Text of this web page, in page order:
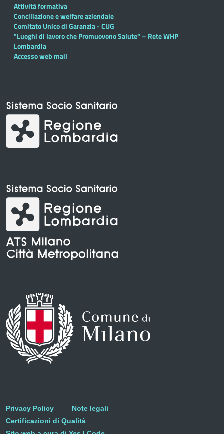
Attività formativa
Conciliazione e welfare aziendale
Comitato Unico di Garanzia - CUG
"Luoghi di lavoro che Promuovono Salute" – Rete WHP
Lombardia
Accesso web mail
Privacy Policy
Note legali
Certificazioni di Qualità